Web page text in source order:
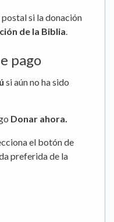
si la donación
de la Biblia
pago
si aún no ha sido
Donar ahora.
el botón de
preferida de la